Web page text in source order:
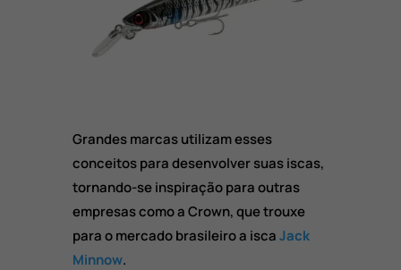
Grandes marcas utilizam esses
conceitos para desenvolver suas iscas,
tornando-se inspiração para outras
empresas como a Crown, que trouxe
para o mercado brasileiro a iscaJack
Minnow.